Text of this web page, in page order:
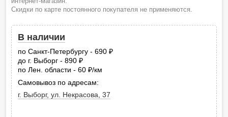
Скидки по карте постоянного покупателя не применяются.
В наличии
по Санкт-Петербургу - 690
до г. Выборг - 890
по Лен. области - 60
руб.
/км
Самовывоз по адресам:
г. Выборг, ул. Некрасова, 37